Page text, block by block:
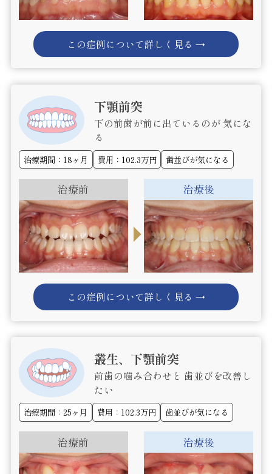
この症例について詳しく見る →
下顎前突
下の前歯が前に出ているのが 気にな
る
治療期間：18ヶ月 費用：102.3万円 歯並びが気になる
治療前 治療後
この症例について詳しく見る →
叢生、下顎前突
前歯の噛み合わせと 歯並びを改善し
たい
治療期間：25ヶ月 費用：102.3万円 歯並びが気になる
治療前 治療後